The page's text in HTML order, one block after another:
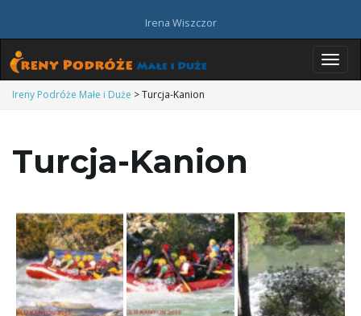
Irena Wiszczor
z
e
Ireny Podróże Małe i Duże >Turcja-Kanion
Turcja-Kanion